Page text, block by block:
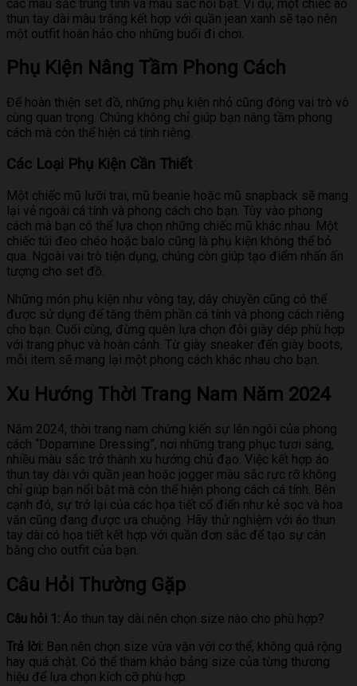
các màu sắc trung tính và màu sắc nổi bật. Ví dụ, một chiếc áo
thun tay dài màu trắng kết hợp với quần jean xanh sẽ tạo nên
một outfit hoàn hảo cho những buổi đi chơi.
Phụ Kiện Nâng Tầm Phong Cách
Để hoàn thiện set đồ, những phụ kiện nhỏ cũng đóng vai trò vô
cùng quan trọng. Chúng không chỉ giúp bạn nâng tầm phong
cách mà còn thể hiện cá tính riêng.
Các Loại Phụ Kiện Cần Thiết
Một chiếc mũ lưỡi trai, mũ beanie hoặc mũ snapback sẽ mang
lại vẻ ngoài cá tính và phong cách cho bạn. Tùy vào phong
cách mà bạn có thể lựa chọn những chiếc mũ khác nhau. Một
chiếc túi đeo chéo hoặc balo cũng là phụ kiện không thể bỏ
qua. Ngoài vai trò tiện dụng, chúng còn giúp tạo điểm nhấn ấn
tượng cho set đồ.
Những món phụ kiện như vòng tay, dây chuyền cũng có thể
được sử dụng để tăng thêm phần cá tính và phong cách riêng
cho bạn. Cuối cùng, đừng quên lựa chọn đôi giày dép phù hợp
với trang phục và hoàn cảnh. Từ giày sneaker đến giày boots,
mỗi item sẽ mang lại một phong cách khác nhau cho bạn.
Xu Hướng Thời Trang Nam Năm 2024
Năm 2024, thời trang nam chứng kiến sự lên ngôi của phong
cách “Dopamine Dressing”, nơi những trang phục tươi sáng,
nhiều màu sắc trở thành xu hướng chủ đạo. Việc kết hợp áo
thun tay dài với quần jean hoặc jogger màu sắc rực rỡ không
chỉ giúp bạn nổi bật mà còn thể hiện phong cách cá tính. Bên
cạnh đó, sự trở lại của các họa tiết cổ điển như kẻ sọc và hoa
văn cũng đang được ưa chuộng. Hãy thử nghiệm với áo thun
tay dài có họa tiết kết hợp với quần đơn sắc để tạo sự cân
bằng cho outfit của bạn.
Câu Hỏi Thường Gặp
Câu hỏi 1: Áo thun tay dài nên chọn size nào cho phù hợp?
Trả lời: Bạn nên chọn size vừa vặn với cơ thể, không quá rộng
hay quá chật. Có thể tham khảo bảng size của từng thương
hiệu để lựa chọn kích cỡ phù hợp.